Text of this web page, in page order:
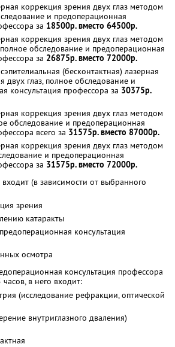
коррекция зрения двух глаз методом
и предоперационная
за 18500р. вместо 64500р.
коррекция зрения двух глаз методом
полное обследование и предоперационная
за 26875р. вместо 72000р.
(бесконтактная) лазерная
двух глаз, полное обследование и
консультация профессора за 30375р.
коррекция зрения двух глаз методом
обследование и предоперационная
всего за 31575р. вместо 87000р.
коррекция зрения двух глаз методом
и предоперационная
за 31575р. вместо 72000р.
(в зависимости от выбранного
зрения
катаракты
консультация
осмотра
консультация профессора
в него входит:
(исследование рефракции, оптической
внутриглазного дваления)